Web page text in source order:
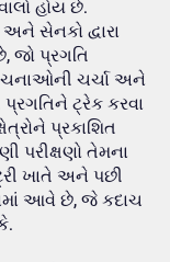
હોય છે.
સેનકો દ્વારા
જો પ્રગતિ
ચર્ચા અને
ટ્રેક કરવા
પ્રકાશિત
પરીક્ષણો તેમના
ખાતે અને પછી
આવે છે, જે કદાચ